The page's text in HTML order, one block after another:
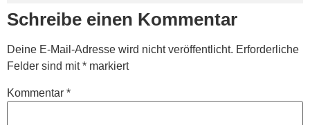
Schreibe einen Kommentar
Deine E-Mail-Adresse wird nicht veröffentlicht. Erforderliche
Felder sind mit* markiert
Kommentar *